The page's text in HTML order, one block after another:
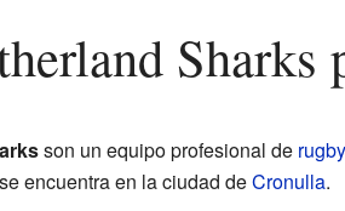
Sharks
son un equipo profesional de rugby
encuentra en la ciudad deCronulla.